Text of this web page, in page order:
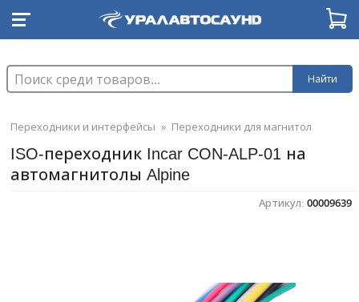
Найти
Переходники и интерфейсы » Переходники для магнитол
ISO-переходник Incar CON-ALP-01 на
автомагнитолы Alpine
Артикул: 00009639